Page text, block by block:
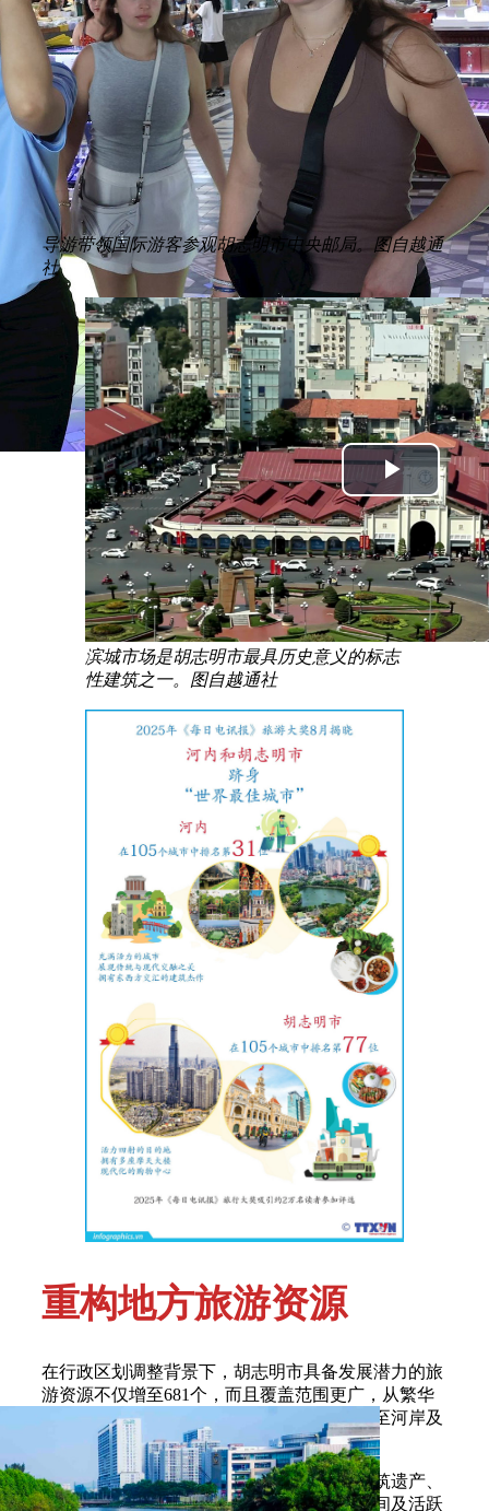
导游带领国际游客参观胡志明市中央邮局。图自越通
社
滨城市场是胡志明市最具历史意义的标志
性建筑之一。图自越通社
重构地方旅游资源
在行政区划调整背景下，胡志明市具备发展潜力的旅
游资源不仅增至681个，而且覆盖范围更广，从繁华
都市空间、传统手工艺村、现代工业区延伸至河岸及
海岛区域。
在此之前，胡志明市都市空间已拥有独特建筑遗产、
现代化博物馆体系、传统集市、街头美食空间及活跃